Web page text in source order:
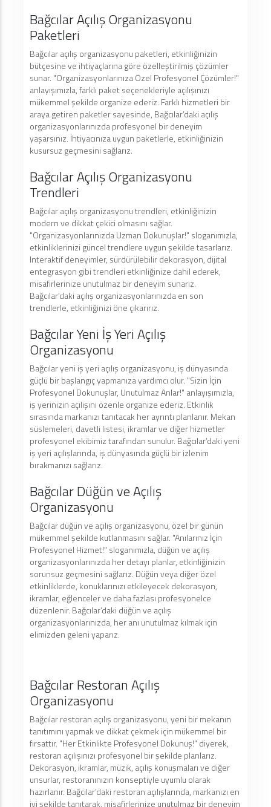
Bağcılar Açılış Organizasyonu
Paketleri
Bağcılar açılış organizasyonu paketleri, etkinliğinizin
bütçesine ve ihtiyaçlarına göre özelleştirilmiş çözümler
sunar. "Organizasyonlarınıza Özel Profesyonel Çözümler!"
anlayışımızla, farklı paket seçenekleriyle açılışınızı
mükemmel şekilde organize ederiz. Farklı hizmetleri bir
araya getiren paketler sayesinde, Bağcılar’daki açılış
organizasyonlarınızda profesyonel bir deneyim
yaşarsınız. İhtiyacınıza uygun paketlerle, etkinliğinizin
kusursuz geçmesini sağlarız.
Bağcılar Açılış Organizasyonu
Trendleri
Bağcılar açılış organizasyonu trendleri, etkinliğinizin
modern ve dikkat çekici olmasını sağlar.
"Organizasyonlarınızda Uzman Dokunuşlar!" sloganımızla,
etkinliklerinizi güncel trendlere uygun şekilde tasarlarız.
Interaktif deneyimler, sürdürülebilir dekorasyon, dijital
entegrasyon gibi trendleri etkinliğinize dahil ederek,
misafirlerinize unutulmaz bir deneyim sunarız.
Bağcılar’daki açılış organizasyonlarınızda en son
trendlerle, etkinliğinizi öne çıkarırız.
Bağcılar Yeni İş Yeri Açılış
Organizasyonu
Bağcılar yeni iş yeri açılış organizasyonu, iş dünyasında
güçlü bir başlangıç yapmanıza yardımcı olur. "Sizin İçin
Profesyonel Dokunuşlar, Unutulmaz Anlar!" anlayışımızla,
iş yerinizin açılışını özenle organize ederiz. Etkinlik
sırasında markanızı tanıtacak her ayrıntı planlanır. Mekan
süslemeleri, davetli listesi, ikramlar ve diğer hizmetler
profesyonel ekibimiz tarafından sunulur. Bağcılar’daki yeni
iş yeri açılışlarında, iş dünyasında güçlü bir izlenim
bırakmanızı sağlarız.
Bağcılar Düğün ve Açılış
Organizasyonu
Bağcılar düğün ve açılış organizasyonu, özel bir günün
mükemmel şekilde kutlanmasını sağlar. "Anılarınız İçin
Profesyonel Hizmet!" sloganımızla, düğün ve açılış
organizasyonlarınızda her detayı planlar, etkinliğinizin
sorunsuz geçmesini sağlarız. Düğün veya diğer özel
etkinliklerde, konuklarınızı etkileyecek dekorasyon,
ikramlar, eğlenceler ve daha fazlası profesyonelce
düzenlenir. Bağcılar’daki düğün ve açılış
organizasyonlarınızda, her anı unutulmaz kılmak için
elimizden geleni yaparız.
Bağcılar Restoran Açılış
Organizasyonu
Bağcılar restoran açılış organizasyonu, yeni bir mekanın
tanıtımını yapmak ve dikkat çekmek için mükemmel bir
fırsattır. "Her Etkinlikte Profesyonel Dokunuş!" diyerek,
restoran açılışınızı profesyonel bir şekilde planlarız.
Dekorasyon, ikramlar, müzik, açılış konuşmaları ve diğer
unsurlar, restoranınızın konseptiyle uyumlu olarak
hazırlanır. Bağcılar’daki restoran açılışlarında, markanızı en
iyi şekilde tanıtarak, misafirlerinize unutulmaz bir deneyim